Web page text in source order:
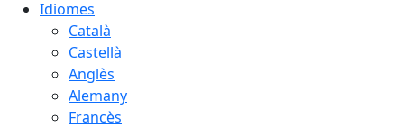
Idiomes
Català
Castellà
Anglès
Alemany
Francès